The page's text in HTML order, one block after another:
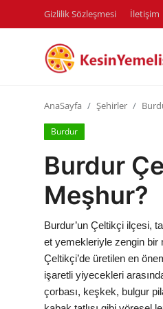
Gizlilik Sözleşmesi İletişim
Diyet & Sağlıklı Beslenme
Şehirler
Helal Gıda & Dini Hükümler
Gıda Güvenliği & Bilimi
AnaSayfa Şehirler
Burdur
Burdur
Meşhur?
Burdur’un Çeltikçi ilçesi,
et yemekleriyle zengin bir
Çeltikçi’de üretilen en
işaretli yiyecekleri
çorbası, keşkek, bulgur